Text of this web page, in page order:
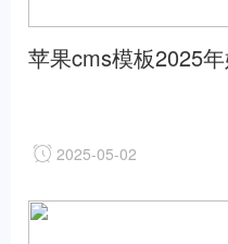
苹果cms模板2025
2025-05-02